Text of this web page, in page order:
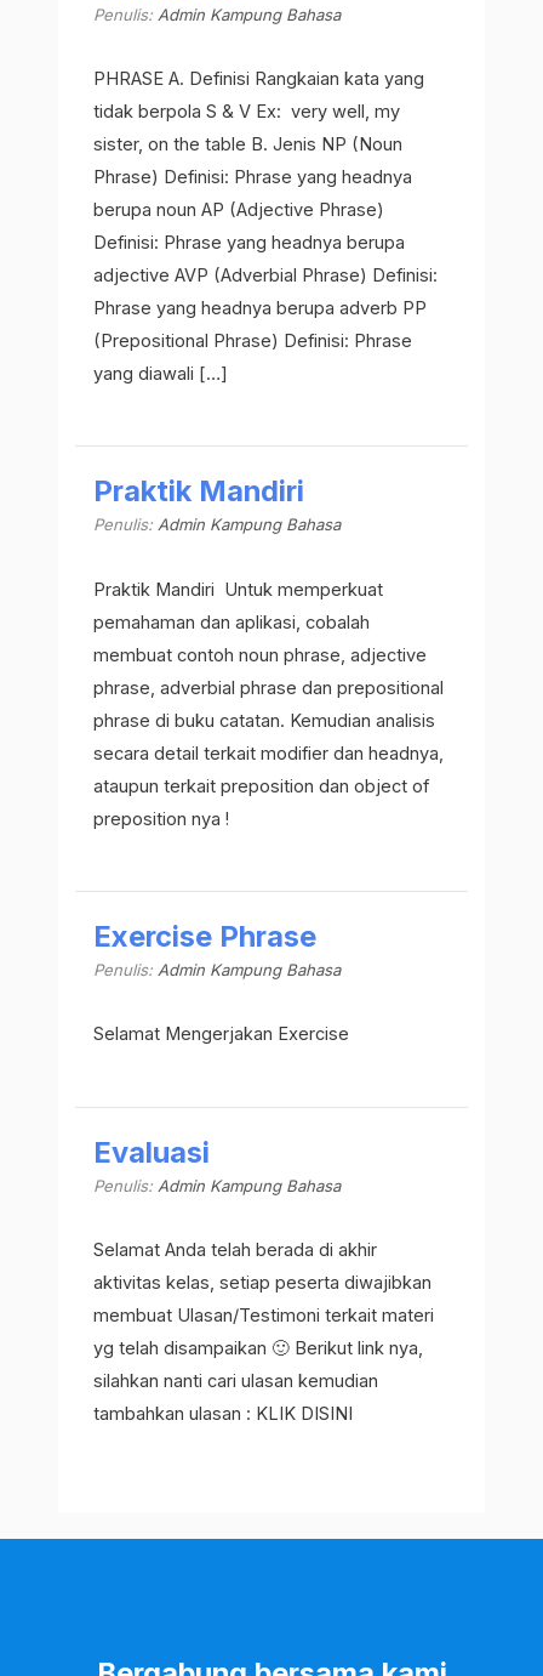
Penulis: Admin Kampung Bahasa
PHRASE A. Definisi Rangkaian kata yang
tidak berpola S & V Ex: very well, my
sister, on the table B. Jenis NP (Noun
Phrase) Definisi: Phrase yang headnya
berupa noun AP (Adjective Phrase)
Definisi: Phrase yang headnya berupa
adjective AVP (Adverbial Phrase) Definisi:
Phrase yang headnya berupa adverb PP
(Prepositional Phrase) Definisi: Phrase
yang diawali […]
Praktik Mandiri
Penulis:Admin Kampung Bahasa
Praktik Mandiri Untuk memperkuat
pemahaman dan aplikasi, cobalah
membuat contoh noun phrase, adjective
phrase, adverbial phrase dan prepositional
phrase di buku catatan. Kemudian analisis
secara detail terkait modifier dan headnya,
ataupun terkait preposition dan object of
preposition nya !
Exercise Phrase
Penulis: Admin Kampung Bahasa
Selamat Mengerjakan Exercise
Evaluasi
Penulis: Admin Kampung Bahasa
Selamat Anda telah berada di akhir
aktivitas kelas, setiap peserta diwajibkan
membuat Ulasan/Testimoni terkait materi
yg telah disampaikan 🙂 Berikut link nya,
silahkan nanti cari ulasan kemudian
tambahkan ulasan : KLIK DISINI